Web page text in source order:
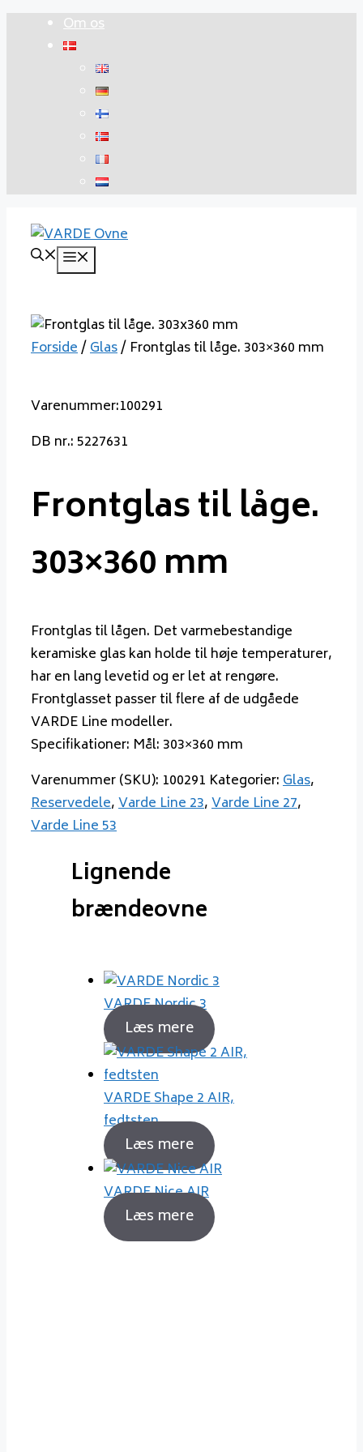
Om os
Forside/Glas/ Frontglas til låge. 303×360 mm
Varenummer:100291
DB nr.: 5227631
Frontglas til låge.
303×360 mm
Frontglas til lågen. Det varmebestandige
keramiske glas kan holde til høje temperaturer,
har en lang levetid og er let at rengøre.
Frontglasset passer til flere af de udgåede
VARDE Line modeller.
Specifikationer: Mål: 303×360 mm
Varenummer (SKU): 100291 Kategorier:Glas,
Reservedele,Varde Line 23,Varde Line 27,
Varde Line 53
Lignende
brændeovne
VARDE Nordic 3
Læs mere
VARDE Shape 2 AIR,
fedtsten
Læs mere
VARDE Nice AIR
Læs mere